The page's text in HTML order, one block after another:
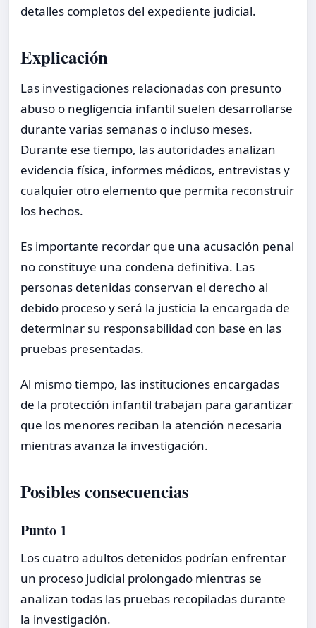
detalles completos del expediente judicial.
Explicación
Las investigaciones relacionadas con presunto
abuso o negligencia infantil suelen desarrollarse
durante varias semanas o incluso meses.
Durante ese tiempo, las autoridades analizan
evidencia física, informes médicos, entrevistas y
cualquier otro elemento que permita reconstruir
los hechos.
Es importante recordar que una acusación penal
no constituye una condena definitiva. Las
personas detenidas conservan el derecho al
debido proceso y será la justicia la encargada de
determinar su responsabilidad con base en las
pruebas presentadas.
Al mismo tiempo, las instituciones encargadas
de la protección infantil trabajan para garantizar
que los menores reciban la atención necesaria
mientras avanza la investigación.
Posibles consecuencias
Punto 1
Los cuatro adultos detenidos podrían enfrentar
un proceso judicial prolongado mientras se
analizan todas las pruebas recopiladas durante
la investigación.